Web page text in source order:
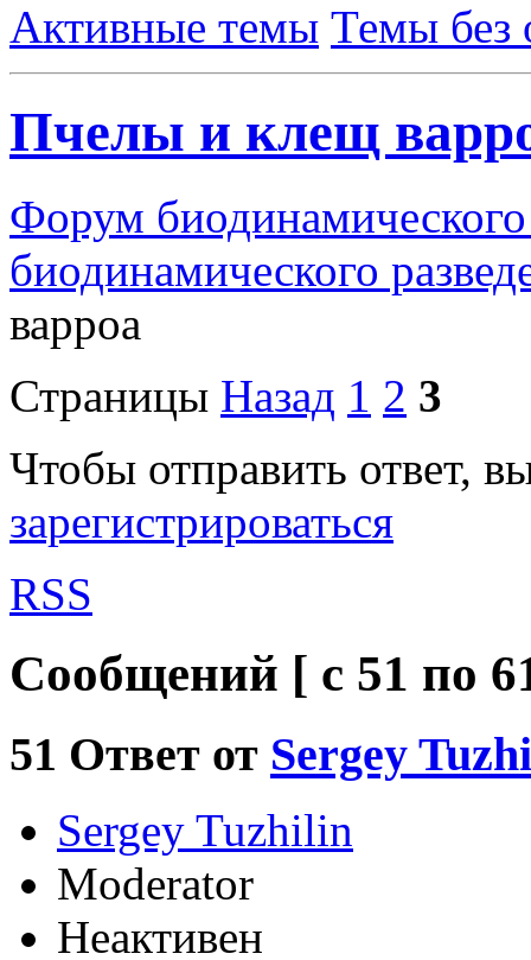
Активные темы Темы без
Пчелы и клещ
Форум биодинамического
биодинамического
варроа
Страницы Назад 1 2 3
Чтобы отправить ответ,
зарегистрироваться
RSS
Сообщений [ с 51 по
51 Ответ от Sergey
Sergey Tuzhilin
Moderator
Неактивен